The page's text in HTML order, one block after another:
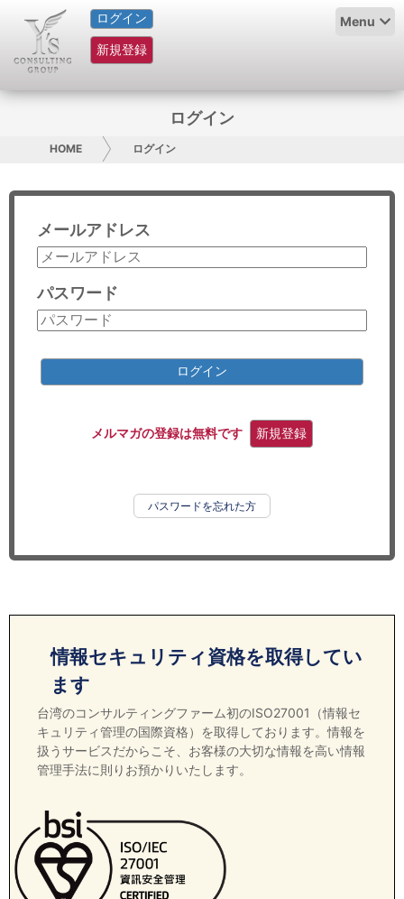
ログイン
新規登録
Menu
HOME
サービス紹介
グループ概要
採用情報
お問い合わせ
コンサルティング
リサーチ
ログイン
HOME ログイン
メールアドレス
パスワード
ログイン
メルマガの登録は無料です 新規登録
パスワードを忘れた方
情報セキュリティ資格を取得してい
ます
台湾のコンサルティングファーム初のISO27001（情報セ
キュリティ管理の国際資格）を取得しております。情報を
扱うサービスだからこそ、お客様の大切な情報を高い情報
管理手法に則りお預かりいたします。